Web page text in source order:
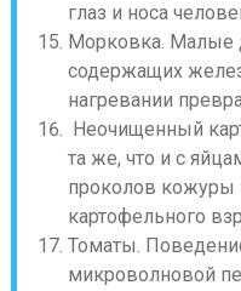
глаз и носа
Морковка. Малые
содержащих
нагревании
Неочищенный
та же, что и с
проколов кожуры
картофельного
Томаты.
микроволновой